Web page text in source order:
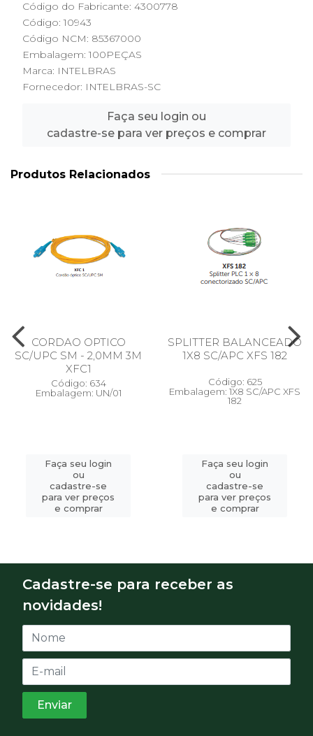
Código do Fabricante: 4300778
Código: 10943
Código NCM: 85367000
Embalagem: 100PEÇAS
Marca: INTELBRAS
Fornecedor: INTELBRAS-SC
Faça seu login ou
cadastre-se para ver preços e comprar
Produtos Relacionados
CORDAO OPTICO
SC/UPC SM - 2,0MM 3M
XFC1
Código: 634
Embalagem: UN/01
Faça seu login
ou
cadastre-se
para ver preços
e comprar
SPLITTER BALANCEADO
1X8 SC/APC XFS 182
Código: 625
Embalagem: 1X8 SC/APC XFS
182
Faça seu login
ou
cadastre-se
para ver preços
e comprar
Cadastre-se para receber as
novidades!